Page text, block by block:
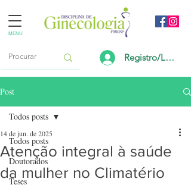
Registro/Login
MENU
Post
Todos posts
Doutorados
Teses
Todos posts
Atenção integral à saúde
da mulher no Climatério
14 de jun. de 2025